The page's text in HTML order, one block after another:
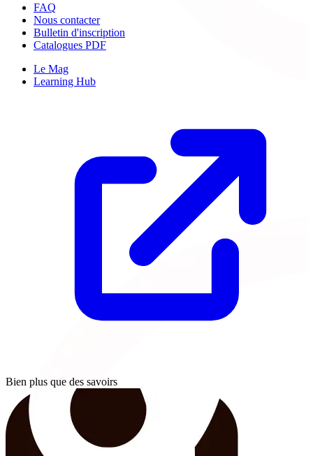
FAQ
Nous contacter
Bulletin d'inscription
Catalogues PDF
Le Mag
Learning Hub
Bien plus que des savoirs